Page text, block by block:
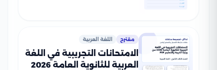
مقترح اللغة العربية
الامتحانات التجريبية في اللغة
العربية للثانوية العامة 2026